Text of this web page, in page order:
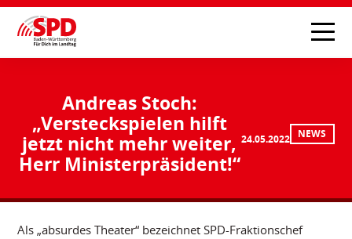
Andreas Stoch:
„Versteckspielen hilft
jetzt nicht mehr weiter,
Herr Ministerpräsident!“
24.05.2022 NEWS
Als „absurdes Theater“ bezeichnet SPD-Fraktionschef